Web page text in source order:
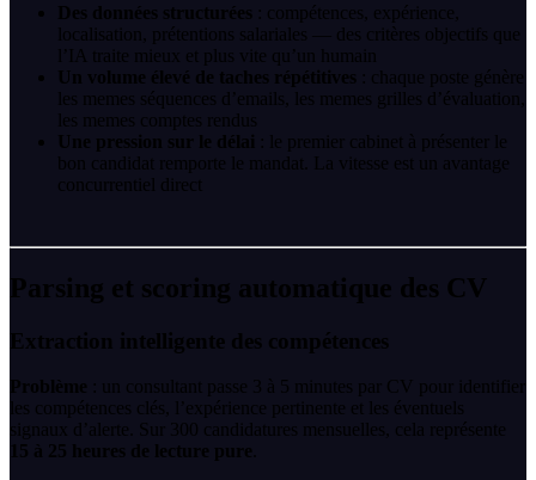
Des données structurées : compétences, expérience,
localisation, prétentions salariales — des critères objectifs que
l’IA traite mieux et plus vite qu’un humain
Un volume élevé de taches répétitives : chaque poste génère
les memes séquences d’emails, les memes grilles d’évaluation,
les memes comptes rendus
Une pression sur le délai : le premier cabinet à présenter le
bon candidat remporte le mandat. La vitesse est un avantage
concurrentiel direct
Parsing et scoring automatique des CV
Extraction intelligente des compétences
Problème : un consultant passe 3 à 5 minutes par CV pour identifier
les compétences clés, l’expérience pertinente et les éventuels
signaux d’alerte. Sur 300 candidatures mensuelles, cela représente
15 à 25 heures de lecture pure